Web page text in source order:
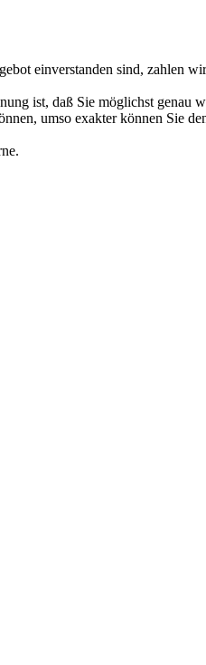
einverstanden sind, zahlen
ist, daß Sie möglichst genau
umso exakter können Sie